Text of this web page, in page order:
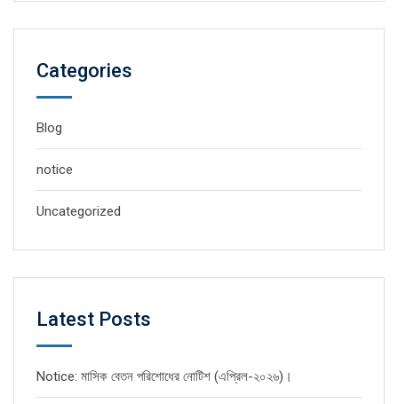
Categories
Blog
notice
Uncategorized
Latest Posts
Notice: মাসিক বেতন পরিশোধের নোটিশ (এপ্রিল-২০২৬)।